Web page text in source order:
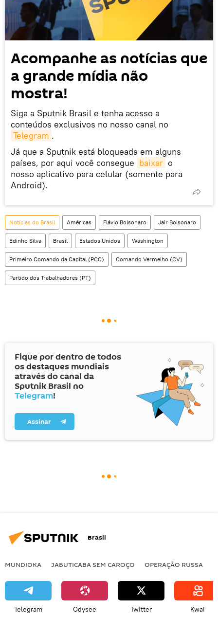
Acompanhe as notícias que
a grande mídia não
mostra!
Siga a Sputnik Brasil e tenha acesso a
conteúdos exclusivos no nosso canal no
Telegram .
Já que a Sputnik está bloqueada em alguns
países, por aqui você consegue baixar o
nosso aplicativo para celular (somente para
Android).
Notícias do Brasil Américas Flávio Bolsonaro Jair Bolsonaro
Edinho Silva Brasil Estados Unidos Washington
Primeiro Comando da Capital (PCC) Comando Vermelho (CV)
Partido dos Trabalhadores (PT)
Fique por dentro de todos
os destaques mundiais
através do canal da
Sputnik Brasil no
Telegram!
Assinar
Brasil
MUNDIOKA JABUTICABA SEM CAROÇO OPERAÇÃO RUSSA
Telegram Odysee Twitter Kwai